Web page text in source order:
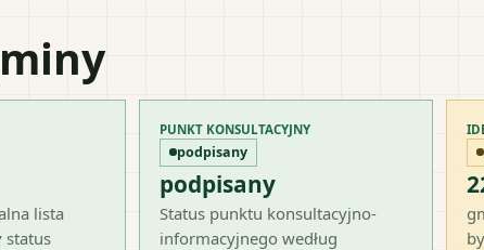
lista
status
PUNKT KONSULTACYJNY
podpisany
podpisany
Status punktu konsultacyjno-
informacyjnego według